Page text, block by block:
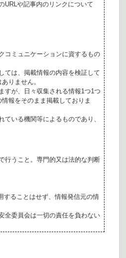
URLや記事内のリンクについて
コミュニケーションに資するもの
ては、掲載情報の内容を検証して
りません。
すが、日々収集される情報1つ1つ
報をそのまま掲載しておりま
いる機関等によるものであり、
行うこと。専門的又は法的な判断
ることはせず、情報発信元の情
全委員会は一切の責任を負わない